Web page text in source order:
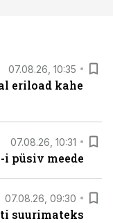
07.08.26, 10:35
eriload kahe
07.08.26, 10:31
i püsiv meede
07.08.26, 09:30
suurimateks